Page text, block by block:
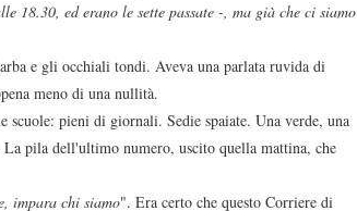
18.30, ed erano le sette passate -, ma già che ci siamo
e gli occhiali tondi. Aveva una parlata ruvida di
meno di una nullità.
pieni di giornali. Sedie spaiate. Una verde, una
La pila dell'ultimo numero, uscito quella mattina, che
impara chi siamo". Era certo che questo Corriere di